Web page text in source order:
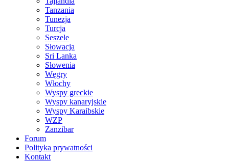
Tanzania
Tunezja
Turcja
Seszele
Słowacja
Sri Lanka
Słowenia
Węgry
Włochy
Wyspy greckie
Wyspy kanaryjskie
Wyspy Karaibskie
WZP
Zanzibar
Forum
Polityka prywatności
Kontakt